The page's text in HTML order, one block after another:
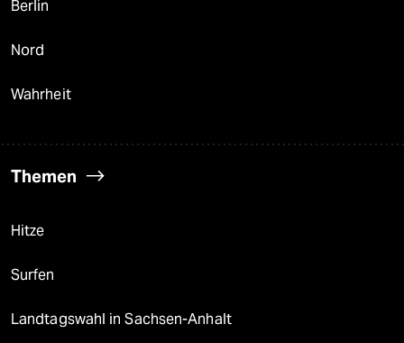
Berlin
Nord
Wahrheit
Themen
Hitze
Surfen
Landtagswahl in Sachsen-Anhalt